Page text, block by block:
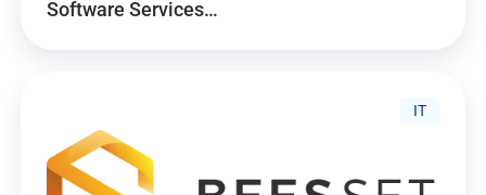
Software Services…
IT